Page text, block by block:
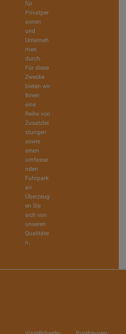
für
Privatper
sonen
und
Unterneh
men
durch.
Für diese
Zwecke
bieten wir
Ihnen
eine
Reihe von
Zusatzlei
stungen
sowie
einen
umfasse
nden
Fuhrpark
an.
Überzeug
en Sie
sich von
unseren
Qualitäte
n.